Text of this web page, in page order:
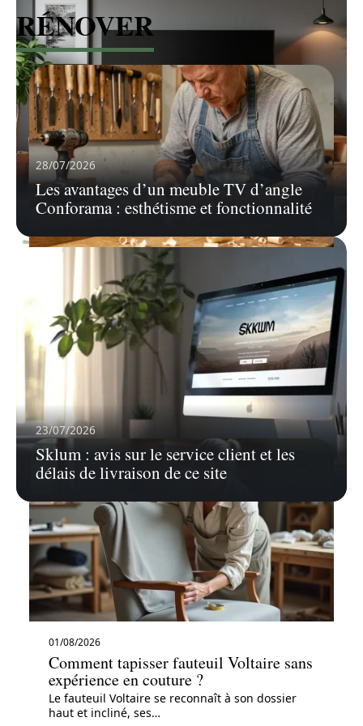
28/07/2026
Les avantages d’un meuble TV d’angle
Conforama : esthétisme et fonctionnalité
23/07/2026
Sklum : avis sur le service client et les
délais de livraison de ce site
RÉNOVER
Assemblage à tenon et mortaise
moderne : concilier tradition et outils
électroportatifs
Un tenon taillé à la défonceuse, une mortaise
creusée à la domino …
01/08/2026
Comment tapisser fauteuil Voltaire sans
expérience en couture ?
Le fauteuil Voltaire se reconnaît à son dossier
haut et incliné, ses…